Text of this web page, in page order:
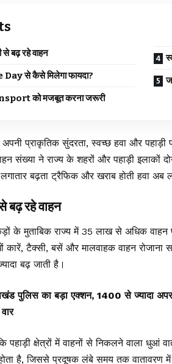
से बढ़ रहे वाहन
से कैसे मिलेगा फायदा?
को मजबूत करना जरूरी
प्राकृतिक सुंदरता, स्वच्छ हवा और पहाड़ी
संख्या ने राज्य के शहरों और पहाड़ी इलाकों
बढ़ता ट्रैफिक और खराब होती हवा अब
बढ़ रहे वाहन
के मुताबिक राज्य में 35 लाख से अधिक वाहन
टैक्सी, बसें और मालवाहक वाहन
बढ़ जाती है।
पुलिस का बड़ा एक्शन, 1400 से ज्यादा
पहाड़ी क्षेत्रों में वाहनों से निकलने वाला धुआं
है, जिससे प्रदूषक लंबे समय तक वातावरण